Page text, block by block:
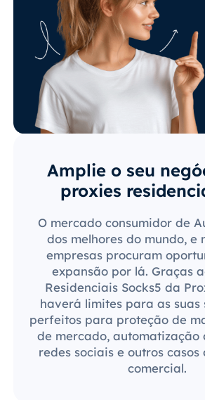
Amplie o seu
proxies
O mercado consumidor de
dos melhores do mundo, e
empresas procuram
expansão por lá. Graças
Residenciais Socks5 da
haverá limites para as suas
perfeitos para proteção de
de mercado, automatização
redes sociais e outros
comercial.